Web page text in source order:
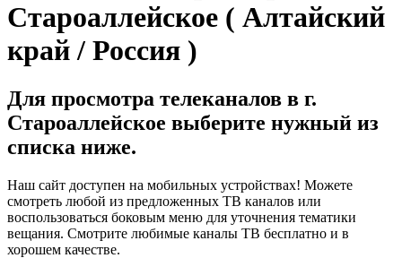
Староаллейское ( Алтайский
край / Россия )
Для просмотра телеканалов в г.
Староаллейское выберите нужный из
списка ниже.
Наш сайт доступен на мобильных устройствах! Можете
смотреть любой из предложенных ТВ каналов или
воспользоваться боковым меню для уточнения тематики
вещания. Смотрите любимые каналы ТВ бесплатно и в
хорошем качестве.